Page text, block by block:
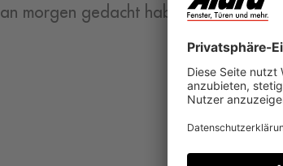
an morgen gedacht haben.